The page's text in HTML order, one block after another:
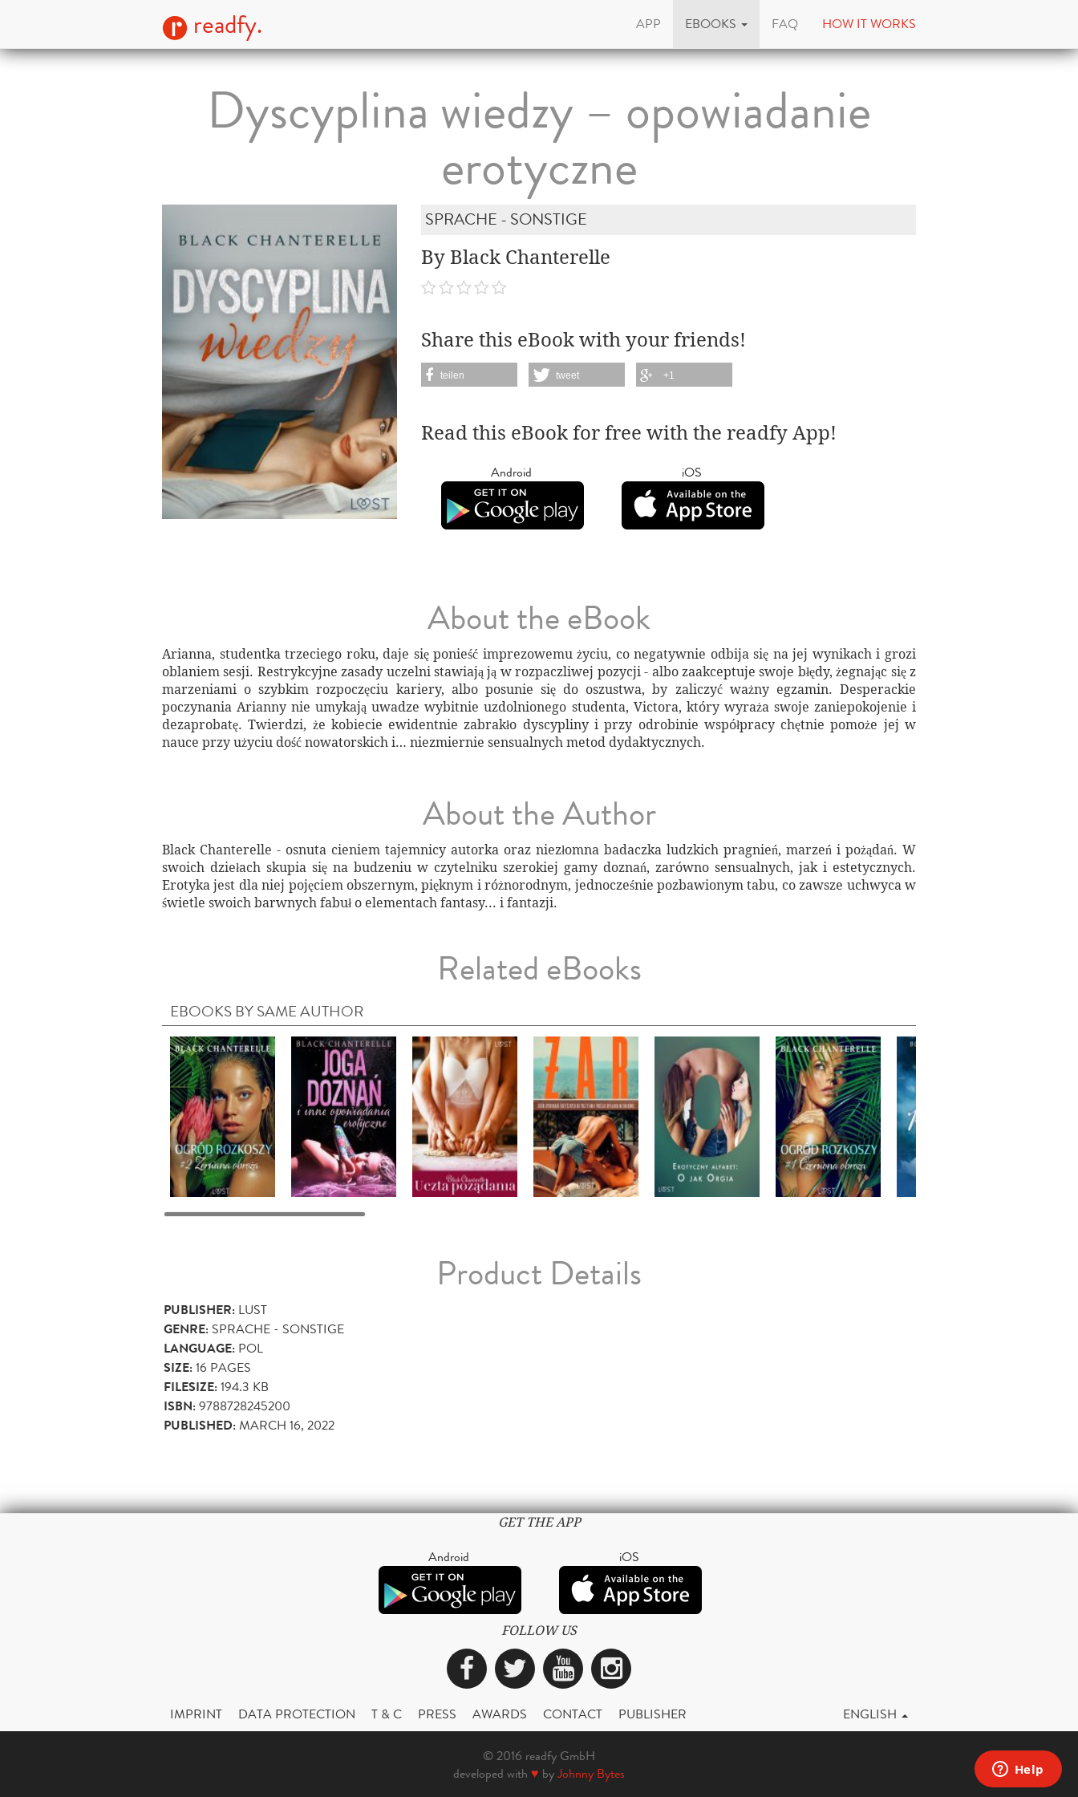
readfy. APP EBOOKS FAQ HOW IT WORKS
Dyscyplina wiedzy – opowiadanie
erotyczne
SPRACHE - SONSTIGE
By Black Chanterelle
Share this eBook with your friends!
teilen tweet +1
Read this eBook for free with the readfy App!
Android iOS
About the eBook
Arianna, studentka trzeciego roku, daje się ponieść imprezowemu życiu, co negatywnie odbija się na jej wynikach i grozi
oblaniem sesji. Restrykcyjne zasady uczelni stawiają ją w rozpaczliwej pozycji - albo zaakceptuje swoje błędy, żegnając się z
marzeniami o szybkim rozpoczęciu kariery, albo posunie się do oszustwa, by zaliczyć ważny egzamin. Desperackie
poczynania Arianny nie umykają uwadze wybitnie uzdolnionego studenta, Victora, który wyraża swoje zaniepokojenie i
dezaprobatę. Twierdzi, że kobiecie ewidentnie zabrakło dyscypliny i przy odrobinie współpracy chętnie pomoże jej w
nauce przy użyciu dość nowatorskich i… niezmiernie sensualnych metod dydaktycznych.
About the Author
Black Chanterelle - osnuta cieniem tajemnicy autorka oraz niezłomna badaczka ludzkich pragnień, marzeń i pożądań. W
swoich dziełach skupia się na budzeniu w czytelniku szerokiej gamy doznań, zarówno sensualnych, jak i estetycznych.
Erotyka jest dla niej pojęciem obszernym, pięknym i różnorodnym, jednocześnie pozbawionym tabu, co zawsze uchwyca w
świetle swoich barwnych fabuł o elementach fantasy... i fantazji.
Related eBooks
EBOOKS BY SAME AUTHOR
Product Details
PUBLISHER: LUST
GENRE: SPRACHE - SONSTIGE
LANGUAGE: POL
SIZE:16 PAGES
FILESIZE:194.3 KB
ISBN:9788728245200
PUBLISHED:MARCH 16, 2022
GET THE APP
Android iOS
FOLLOW US
Facebook
TwitterYouTubeInstagram
IMPRINT DATA PROTECTION T & C PRESS AWARDS CONTACT PUBLISHER ENGLISH
© 2016 readfy GmbH
developed with ♥ byJohnny Bytes